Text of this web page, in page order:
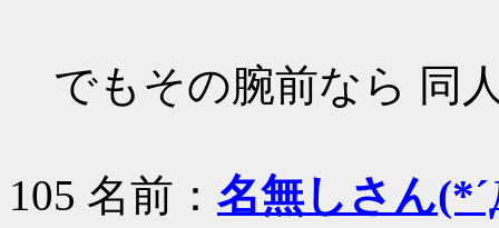
でもその腕前なら 同
105 名前： 名無しさん